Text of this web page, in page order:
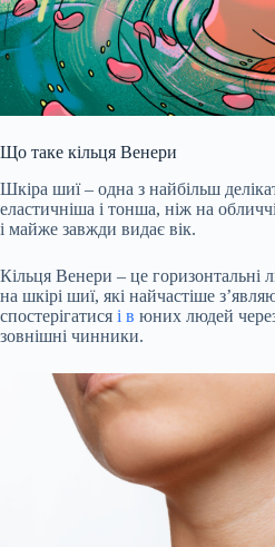
Що таке кільця Венери
Шкіра шиї – одна з найбільш
еластичніша і тонша, ніж на
і майже завжди видає вік.
Кільця Венери – це горизонтальні
на шкірі шиї, які найчастіше
спостерігатися і в юних людей через
зовнішні чинники.